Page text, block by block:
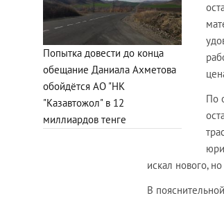
Попытка довести до конца
обещание Даниала Ахметова
обойдётся АО "НК
"Казавтожол" в 12
миллиардов тенге
По
искал нового,
В